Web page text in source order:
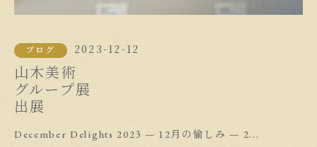
ブログ 2023-12-12
山木美術
グループ展
出展
December Delights 2023 — 12月の愉しみ — 2...